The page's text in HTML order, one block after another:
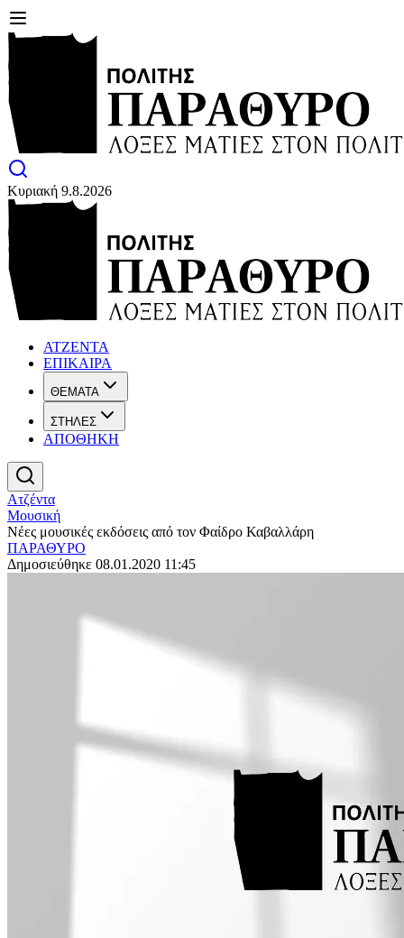
Κυριακή 9.8.2026
ΑΤΖΕΝΤΑ
ΕΠΙΚΑΙΡΑ
ΘΕΜΑΤΑ
ΣΤΗΛΕΣ
ΑΠΟΘΗΚΗ
Ατζέντα
Μουσική
Νέες μουσικές εκδόσεις από τον Φαίδρο Καβαλλάρη
ΠΑΡΑΘΥΡΟ
Δημοσιεύθηκε 08.01.2020 11:45